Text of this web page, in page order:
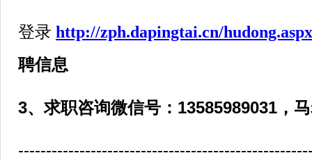
登录 http://zph.dapingtai.cn/hudong.aspx
聘信息
3、求职咨询微信号：13585989031，